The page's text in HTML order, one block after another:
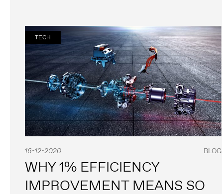
TECH
16-12-2020 BLOG
WHY 1% EFFICIENCY
IMPROVEMENT MEANS SO